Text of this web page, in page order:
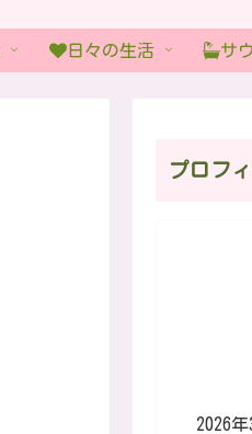
日々の生活 サ
プロフ
2026